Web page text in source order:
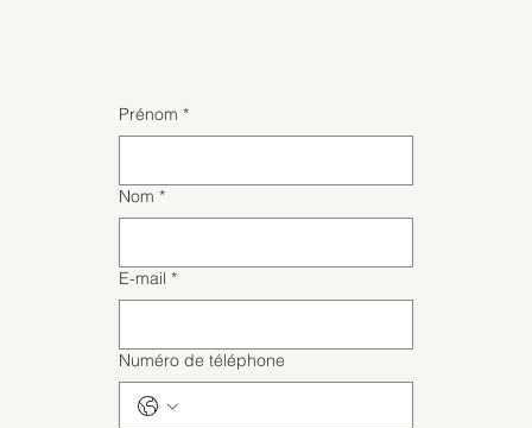
Prénom *
Nom *
E-mail *
Numéro de téléphone